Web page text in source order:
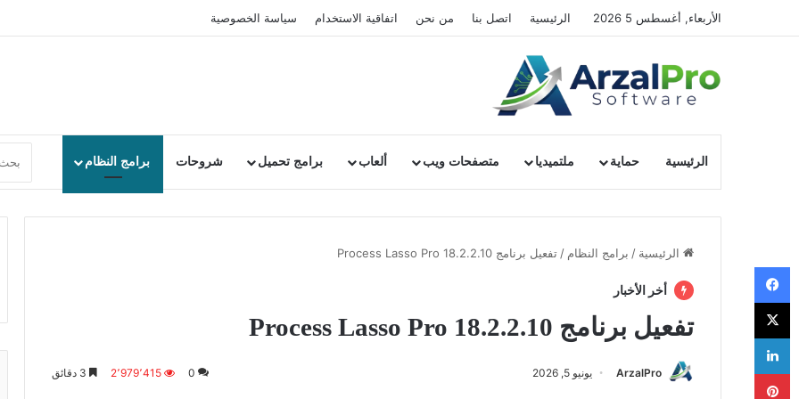
الأربعاء, أغسطس 5 2026 الرئيسية اتصل بنا من نحن اتفاقية الاستخدام سياسة الخصوصية
الرئيسية حماية ملتميديا متصفحات ويب ألعاب برامج تحميل شروحات برامج النظام
الرئيسية / برامج النظام / تفعيل برنامج Process Lasso Pro 18.2.2.10
أخر الأخبار
تفعيل برنامج Process Lasso Pro 18.2.2.10
ArzalPro يونيو 5, 2026 0 2٬979٬415
فيسبوك
‫X
لينكدإن
بينتيريست